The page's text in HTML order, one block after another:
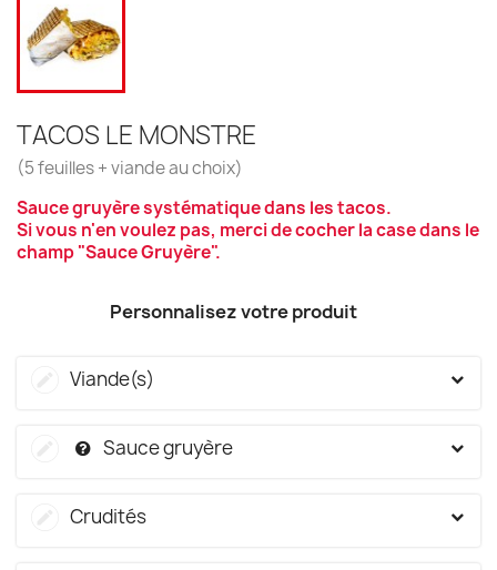
TACOS LE MONSTRE
(5 feuilles + viande au choix)
Sauce gruyère systématique dans les tacos.
Si vous n'en voulez pas, merci de cocher la case dans le
champ "Sauce Gruyère".
Personnalisez votre produit
Viande(s)
Sauce gruyère
Crudités